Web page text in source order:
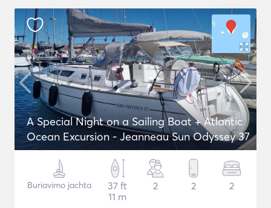
A Special Night on a Sailing Boat + Atlantic
Ocean Excursion - Jeanneau Sun Odyssey 37
Buriavimo jachta
37 ft
11 m
2 2 2